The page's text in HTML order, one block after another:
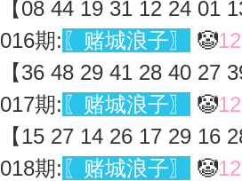
【08 44 19 31 12 24 01
016期: 〖赌城浪子〗 🤡
【36 48 29 41 28 40 27
017期: 〖赌城浪子〗 🤡
【15 27 14 26 17 29 16
018期: 〖赌城浪子〗 🤡